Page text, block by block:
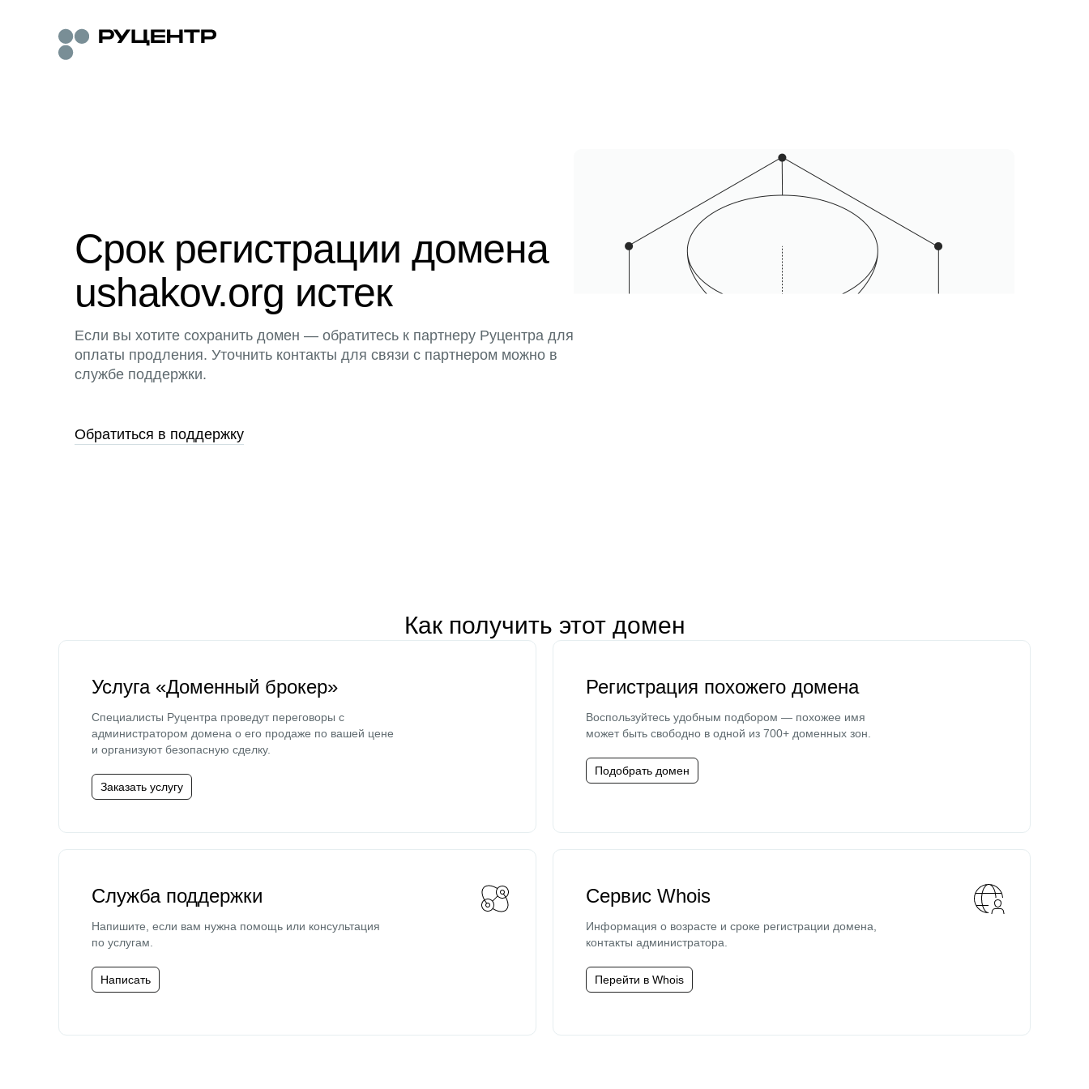
Срок регистрации домена
ushakov.org истек
Если вы хотите сохранить домен — обратитесь к партнеру Руцентра для
оплаты продления. Уточнить контакты для связи с партнером можно в
службе поддержки.
Обратиться в поддержку
Как получить этот домен
Услуга «Доменный брокер»
Специалисты Руцентра проведут переговоры с
администратором домена о его продаже по вашей цене
и организуют безопасную сделку.
Заказать услугу
Регистрация похожего домена
Воспользуйтесь удобным подбором — похожее имя
может быть свободно в одной из 700+ доменных зон.
Подобрать домен
Служба поддержки
Напишите, если вам нужна помощь или консультация
по услугам.
Написать
Сервис Whois
Информация о возрасте и сроке регистрации домена,
контакты администратора.
Перейти в Whois